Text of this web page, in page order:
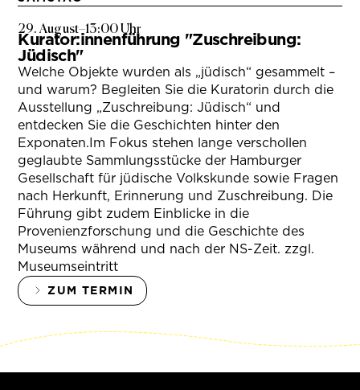
29. August–13:00 Uhr
Kurator:innenführung "Zuschreibung:
Jüdisch"
Welche Objekte wurden als „jüdisch“ gesammelt –
und warum? Begleiten Sie die Kuratorin durch die
Ausstellung „Zuschreibung: Jüdisch“ und
entdecken Sie die Geschichten hinter den
Exponaten.Im Fokus stehen lange verschollen
geglaubte Sammlungsstücke der Hamburger
Gesellschaft für jüdische Volkskunde sowie Fragen
nach Herkunft, Erinnerung und Zuschreibung. Die
Führung gibt zudem Einblicke in die
Provenienzforschung und die Geschichte des
Museums während und nach der NS-Zeit. zzgl.
Museumseintritt
ZUM TERMIN